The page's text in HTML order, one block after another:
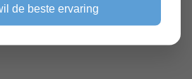
de beste ervaring